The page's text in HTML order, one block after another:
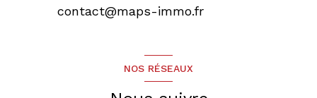
contact@maps-immo.fr
NOS RÉSEAUX